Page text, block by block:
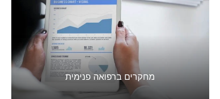
מחקרים ברפואה פנימית